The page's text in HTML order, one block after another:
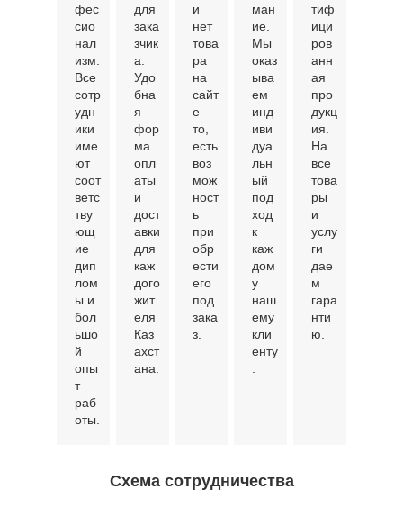
фес
сио
нал
изм.
Все
сотр
удн
ики
име
ют
соот
ветс
тву
ющ
ие
дип
лом
ы и
бол
ьшо
й
опы
т
раб
оты.
для
зака
зчик
а.
Удо
бна
я
фор
ма
опл
аты
и
дост
авки
для
каж
дого
жит
еля
Каз
ахст
ана.
и
нет
това
ра
на
сайт
е
то,
есть
воз
мож
ност
ь
при
обр
ести
его
под
зака
з.
ман
ие.
Мы
оказ
ыва
ем
инд
иви
дуа
льн
ый
под
ход
к
каж
дом
у
наш
ему
кли
енту
тиф
ици
ров
анн
ая
про
дукц
ия.
На
все
това
ры
и
услу
ги
дае
м
гара
нти
ю.
Схема сотрудничества